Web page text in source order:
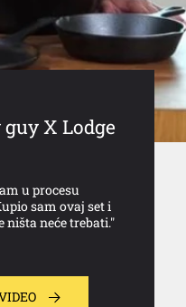
X Lodge
u procesu
sam ovaj set i
ništa neće trebati."